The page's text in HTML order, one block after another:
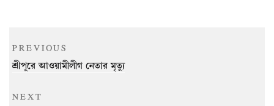
Post
navigation
Previous
Post
PREVIOUS
শ্রীপুরে আওয়ামীলীগ নেতার মৃত্যু
Next
NEXT